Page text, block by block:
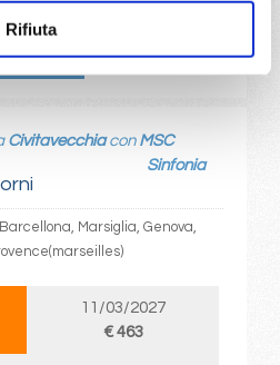
Rifiuta
€ 460
Civitavecchiacon MSC
Sinfonia
Marsiglia, Genova,
11/03/2027
€ 463